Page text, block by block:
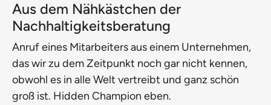
Aus dem Nähkästchen der
Nachhaltigkeitsberatung
Anruf eines Mitarbeiters aus einem Unternehmen,
das wir zu dem Zeitpunkt noch gar nicht kennen,
obwohl es in alle Welt vertreibt und ganz schön
groß ist. Hidden Champion eben.